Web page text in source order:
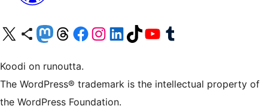
Visit our X (formerly Twitter) account
Visit our Bluesky account
Visit our Mastodon account
Visit our Threads account
Visit our Facebook pageVisit our Instagram account
Visit our LinkedIn account
Visit our TikTok account
Näytä YouTube-kanavaVisit our Tumblr account
Koodi on runoutta.
The WordPress® trademark is the intellectual property of
the WordPress Foundation.